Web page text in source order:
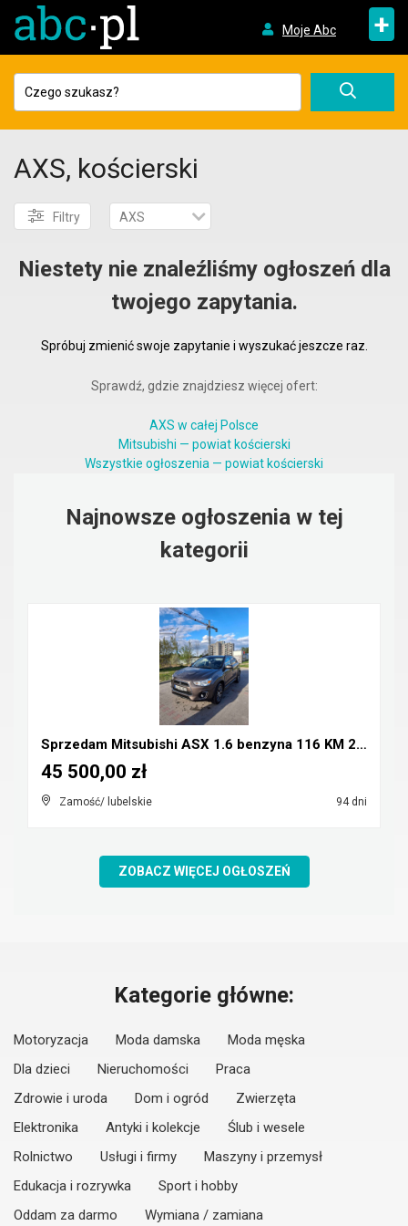
Moje Abc +
AXS, kościerski
Filtry AXS
Niestety nie znaleźliśmy ogłoszeń dla
twojego zapytania.
Spróbuj zmienić swoje zapytanie i wyszukać jeszcze raz.
Sprawdź, gdzie znajdziesz więcej ofert:
AXS w całej Polsce
Mitsubishi — powiat kościerski
Wszystkie ogłoszenia — powiat kościerski
Najnowsze ogłoszenia w tej
kategorii
Sprzedam Mitsubishi ASX 1.6 benzyna 116 KM 2016r
Zamość/ lubelskie 94 dni
45 500,00 zł
ZOBACZ WIĘCEJ OGŁOSZEŃ
Kategorie główne:
Motoryzacja Moda damska
Moda męska
Dla dzieci
Nieruchomości
Praca
Zdrowie i uroda
Dom i ogród
Zwierzęta
Elektronika
Antyki i kolekcje
Ślub i wesele
Rolnictwo
Usługi i firmy
Maszyny i przemysł
Edukacja i rozrywka
Sport i hobby
Oddam za darmo
Wymiana / zamiana